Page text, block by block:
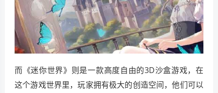
而《迷你世界》则是一款高度自由的3D沙盒游戏，在
这个游戏世界里，玩家拥有极大的创造空间，他们可以